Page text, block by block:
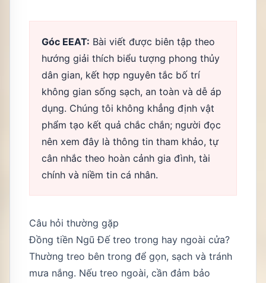
Góc EEAT: Bài viết được biên tập theo
hướng giải thích biểu tượng phong thủy
dân gian, kết hợp nguyên tắc bố trí
không gian sống sạch, an toàn và dễ áp
dụng. Chúng tôi không khẳng định vật
phẩm tạo kết quả chắc chắn; người đọc
nên xem đây là thông tin tham khảo, tự
cân nhắc theo hoàn cảnh gia đình, tài
chính và niềm tin cá nhân.
Câu hỏi thường gặp
Đồng tiền Ngũ Đế treo trong hay ngoài cửa?
Thường treo bên trong để gọn, sạch và tránh
mưa nắng. Nếu treo ngoài, cần đảm bảo